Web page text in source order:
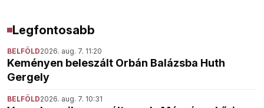
Legfontosabb
BELFÖLD2026. aug. 7. 11:20
Keményen beleszált Orbán Balázsba Huth
Gergely
BELFÖLD2026. aug. 7. 10:31